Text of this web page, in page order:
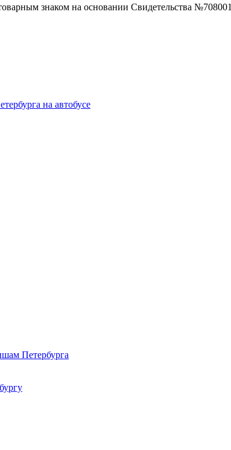
знаком на основании Свидетельства №708001
на автобусе
Петербурга